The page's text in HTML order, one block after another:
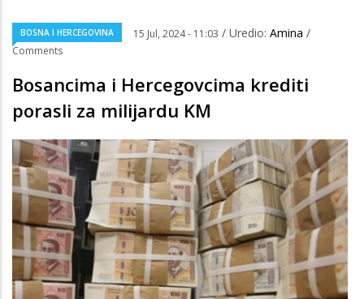
BOSNA I HERCEGOVINA 15 Jul, 2024 - 11:03 / Uredio: Amina /
Comments
Bosancima i Hercegovcima krediti
porasli za milijardu KM